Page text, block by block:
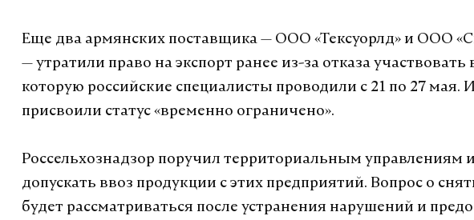
Еще два армянских поставщика — ООО «Тексуорлд» и ООО
— утратили право на экспорт ранее из-за отказа участвовать
которую российские специалисты проводили с 21 по 27 мая.
присвоили статус «временно ограничено».
Россельхознадзор поручил территориальным управлениям
допускать ввоз продукции с этих предприятий. Вопрос о
будет рассматриваться после устранения нарушений и